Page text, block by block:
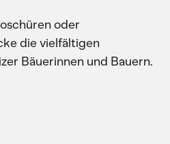
oder
die vielfältigen
Bäuerinnen und Bauern.